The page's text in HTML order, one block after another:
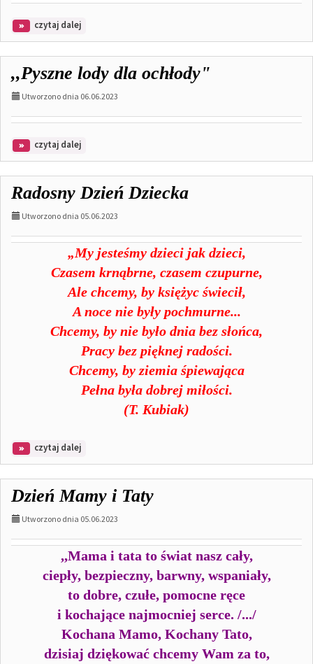
czytaj dalej
zawody
garncarz
,,Pyszne lody dla ochłody"
Utworzono dnia 06.06.2023
czytaj dalej
dla
Radosny Dzień Dziecka
Utworzono dnia 05.06.2023
„My jesteśmy dzieci jak dzieci,
Czasem krnąbrne, czasem czupurne,
Ale chcemy, by księżyc świecił,
A noce nie były pochmurne...
Chcemy, by nie było dnia bez słońca,
Pracy bez pięknej radości.
Chcemy, by ziemia śpiewająca
Pełna była dobrej miłości.
(T. Kubiak)
czytaj dalej
Dziecka
Dzień Mamy i Taty
Utworzono dnia 05.06.2023
,,Mama i tata to świat nasz cały,
ciepły, bezpieczny, barwny, wspaniały,
to dobre, czułe, pomocne ręce
i kochające najmocniej serce. /.../
Kochana Mamo, Kochany Tato,
dzisiaj dziękować chcemy Wam za to,